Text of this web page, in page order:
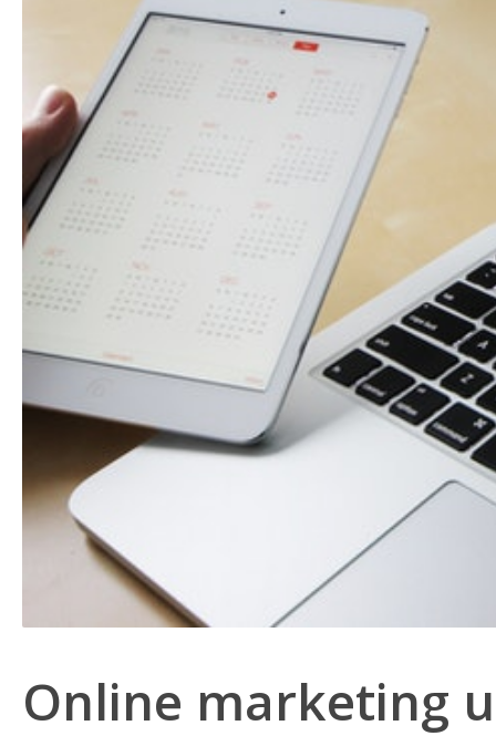
Online marketing